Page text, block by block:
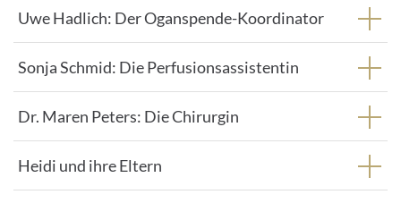
Uwe Hadlich: Der Oganspende-Koordinator
Sonja Schmid: Die Perfusionsassistentin
Dr. Maren Peters: Die Chirurgin
Heidi und ihre Eltern